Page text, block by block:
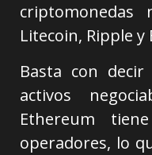
criptomonedas
Litecoin, Ripple
Basta con
activos
Ethereum
operadores, lo